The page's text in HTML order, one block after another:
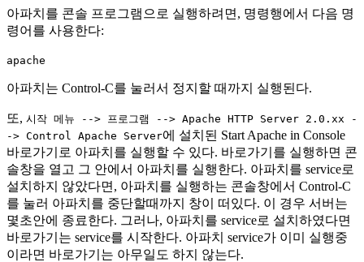
아파치를 콘솔 프로그램으로 실행하려면, 명령행에서 다음 명
령어를 사용한다:
apache
아파치는 Control-C를 눌러서 정지할 때까지 실행된다.
또, 시작 메뉴 --> 프로그램 --> Apache HTTP Server 2.0.xx -
-> Control Apache Server에 설치된 Start Apache in Console
바로가기로 아파치를 실행할 수 있다. 바로가기를 실행하면 콘
솔창을 열고 그 안에서 아파치를 실행한다. 아파치를 service로
설치하지 않았다면, 아파치를 실행하는 콘솔창에서 Control-C
를 눌러 아파치를 중단할때까지 창이 떠있다. 이 경우 서버는
몇초안에 종료한다. 그러나, 아파치를 service로 설치하였다면
바로가기는 service를 시작한다. 아파치 service가 이미 실행중
이라면 바로가기는 아무일도 하지 않는다.